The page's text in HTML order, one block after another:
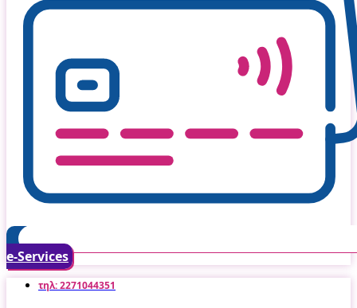
e-Services
τηλ: 2271044351